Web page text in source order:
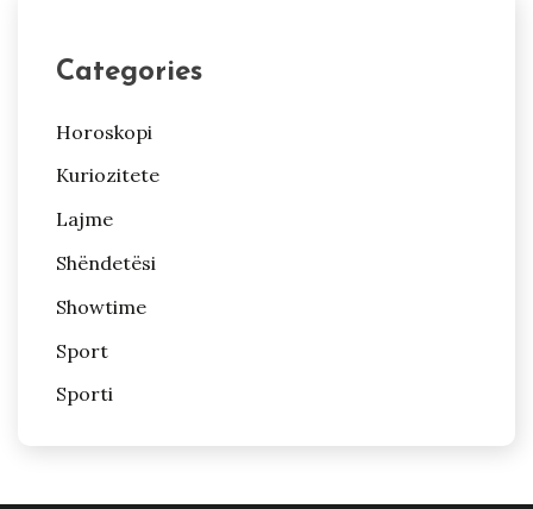
Categories
Horoskopi
Kuriozitete
Lajme
Shëndetësi
Showtime
Sport
Sporti